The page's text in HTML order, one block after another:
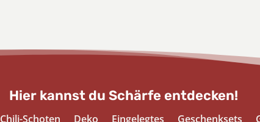
Hier kannst du Schärfe entdecken!
Chili-Schoten Deko Eingelegtes Geschenksets